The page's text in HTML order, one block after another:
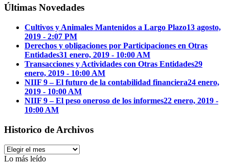
Categoría
Últimas Novedades
Cultivos y Animales Mantenidos a Largo Plazo13 agosto,
2019 - 2:07 PM
Derechos y obligaciones por Participaciones en Otras
Entidades31 enero, 2019 - 10:00 AM
Transacciones y Actividades con Otras Entidades29
enero, 2019 - 10:00 AM
NIIF 9 – El futuro de la contabilidad financiera24 enero,
2019 - 10:00 AM
NIIF 9 – El peso oneroso de los informes22 enero, 2019 -
10:00 AM
Historico de Archivos
Historico
de
Lo más leído